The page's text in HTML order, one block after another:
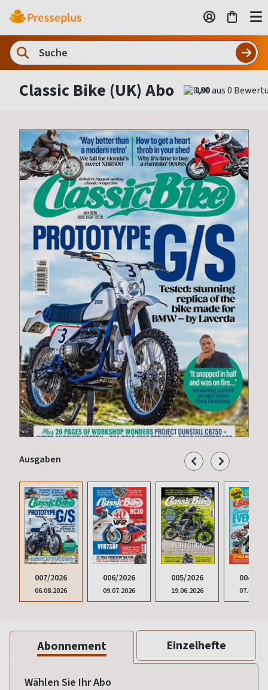
Classic Bike (UK) Abo 0,00
Ausgaben
007/2026
06.08.2026
006/2026
09.07.2026
005/2026
19.06.2026
004/
Abonnement Einzelhefte
Wählen Sie Ihr Abo